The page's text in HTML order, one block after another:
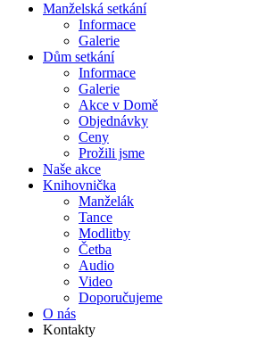
Manželská setkání
Informace
Galerie
Dům setkání
Informace
Galerie
Akce v Domě
Objed­návky
Ceny
Prožili jsme
Naše akce
Knihov­nička
Manželák
Tance
Modlitby
Četba
Audio
Video
Doporu­čujeme
O nás
Kontakty